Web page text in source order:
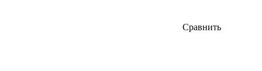
Сравнить